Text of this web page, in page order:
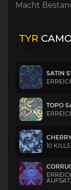
Macht
TYR
SATIN
TOPO
10